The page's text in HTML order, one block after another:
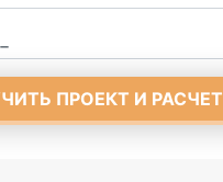
ПРОЕКТ И РАСЧЕТ